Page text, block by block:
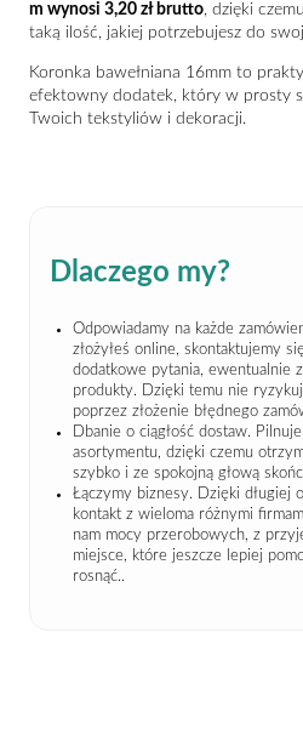
m wynosi 3,20 zł brutto, dzięki
taką ilość, jakiej potrzebujesz do
Koronka bawełniana 16mm to
efektowny dodatek, który w prosty
Twoich tekstyliów i dekoracji.
Dlaczego my?
Odpowiadamy na każde
złożyłeś online, skontaktujemy
dodatkowe pytania, ewentualnie
produkty. Dzięki temu nie
poprzez złożenie błędnego
Dbanie o ciągłość dostaw.
asortymentu, dzięki czemu
szybko i ze spokojną głową
Łączymy biznesy. Dzięki długiej
kontakt z wieloma różnymi
nam mocy przerobowych, z
miejsce, które jeszcze lepiej
rosnąć..